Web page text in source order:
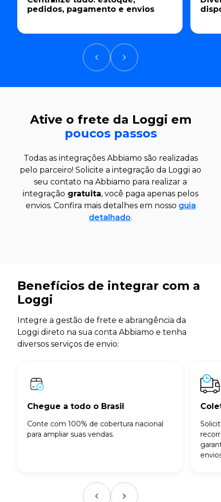
pedidos, pagamento e envios
Ative o frete da Loggi em
poucos passos
Todas as integrações Abbiamo são realizadas
pelo parceiro! Solicite a integração da Loggi ao
seu contato na Abbiamo para realizar a
integração gratuita, você paga apenas pelos
envios. Confira mais detalhes em nosso guia
detalhado.
Benefícios de integrar com a
Loggi
Integre a gestão de frete e abrangência da
Loggi direto na sua conta Abbiamo e tenha
diversos serviços de envio:
Chegue a todo o Brasil
Conte com 100% de cobertura nacional
para ampliar suas vendas.